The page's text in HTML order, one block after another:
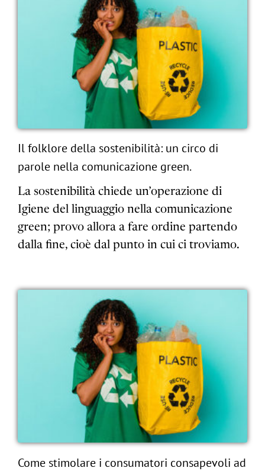
Il folklore della sostenibilità: un circo di
parole nella comunicazione green.
La sostenibilità chiede un’operazione di
Igiene del linguaggio nella comunicazione
green; provo allora a fare ordine partendo
dalla fine, cioè dal punto in cui ci troviamo.
Come stimolare i consumatori consapevoli ad